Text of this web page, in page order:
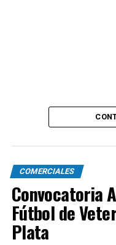
COMERCIALES
Convocatoria
Fútbol de
Plata